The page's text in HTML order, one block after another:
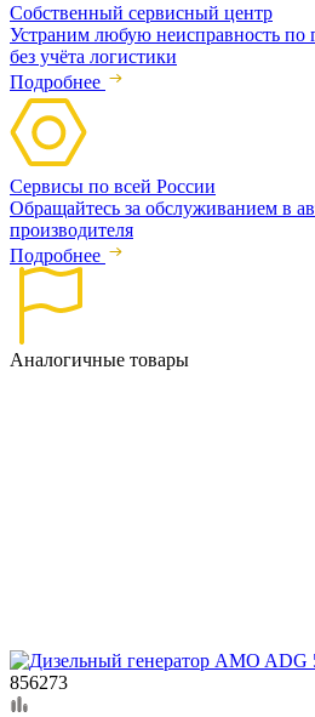
Собственный сервисный центр
Устраним любую неисправность по
без учёта логистики
Подробнее
Сервисы по всей России
Обращайтесь за обслуживанием в
производителя
Подробнее
Аналогичные товары
856273